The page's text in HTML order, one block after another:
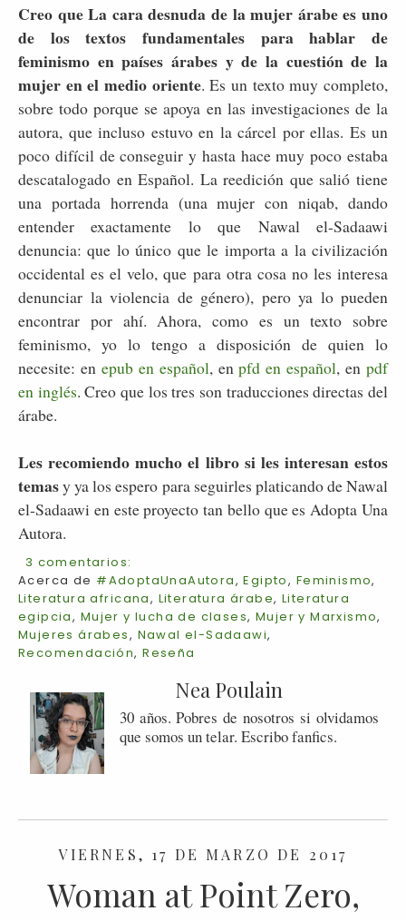
Creo que La cara desnuda de la mujer árabe es uno
de los textos fundamentales para hablar de
feminismo en países árabes y de la cuestión de la
mujer en el medio oriente. Es un texto muy completo,
sobre todo porque se apoya en las investigaciones de la
autora, que incluso estuvo en la cárcel por ellas. Es un
poco difícil de conseguir y hasta hace muy poco estaba
descatalogado en Español. La reedición que salió tiene
una portada horrenda (una mujer con niqab, dando
entender exactamente lo que Nawal el-Sadaawi
denuncia: que lo único que le importa a la civilización
occidental es el velo, que para otra cosa no les interesa
denunciar la violencia de género), pero ya lo pueden
encontrar por ahí. Ahora, como es un texto sobre
feminismo, yo lo tengo a disposición de quien lo
necesite: en epub en español, enpfd en español, enpdf
en inglés. Creo que los tres son traducciones directas del
árabe.
Les recomiendo mucho el libro si les interesan estos
temasy ya los espero para seguirles platicando de Nawal
el-Sadaawi en este proyecto tan bello que es Adopta Una
Autora.
3 comentarios:
Acerca de #AdoptaUnaAutora,Egipto, Feminismo,
Literatura africana, Literatura árabe, Literatura
egipcia, Mujer y lucha de clases, Mujer y Marxismo,
Mujeres árabes, Nawal el-Sadaawi,
Recomendación,Reseña
Nea Poulain
30 años. Pobres de nosotros si olvidamos
que somos un telar. Escribo fanfics.
VIERNES, 17 DE MARZO DE 2017
Woman at Point Zero,